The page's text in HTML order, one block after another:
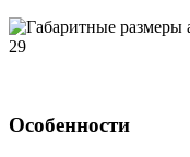
Особенности